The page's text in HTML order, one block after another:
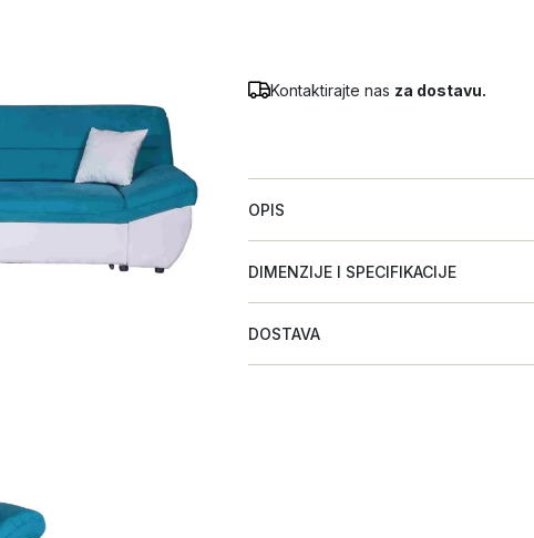
Kontaktirajte nas za dostavu.
OPIS
DIMENZIJE I SPECIFIKACIJE
DOSTAVA